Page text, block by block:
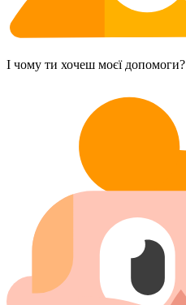
І чому ти хочеш моєї допомоги?